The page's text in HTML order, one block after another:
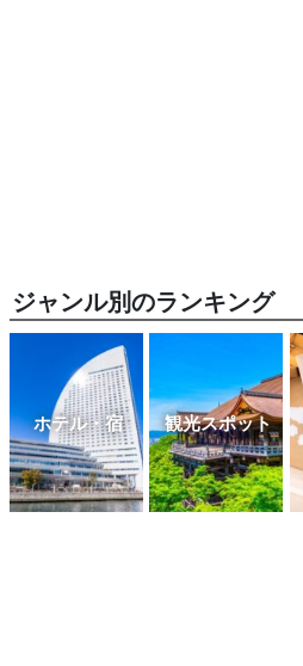
ジャンル別のランキング
ホテル・宿 観光スポット